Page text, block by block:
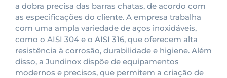
a dobra precisa das barras chatas, de acordo com
as especificações do cliente. A empresa trabalha
com uma ampla variedade de aços inoxidáveis,
como o AISI 304 e o AISI 316, que oferecem alta
resistência à corrosão, durabilidade e higiene. Além
disso, a Jundinox dispõe de equipamentos
modernos e precisos, que permitem a criação de